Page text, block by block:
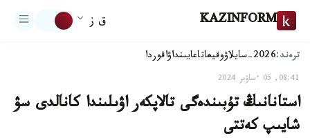
KAZINFORM ق ز
ترەند:2026-سايلاۋ وقيعاتاعايىنداۋاقوردا
08:41, 05 ءساۋىر 2024
استانانىڭ تۇبىندەگى تالاپكەر اۋىلىندا كانالدى سۋ
شايىپ كەتتى